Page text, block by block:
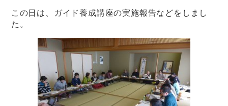
この日は、ガイド養成講座の実施報告などをしまし
た。